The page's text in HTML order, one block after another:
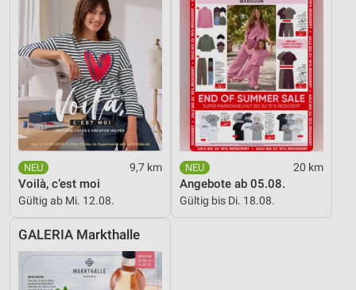
9,7 km
Voilà, c’est moi
Gültig ab Mi. 12.08.
20 km
Angebote ab 05.08.
Gültig bis Di. 18.08.
GALERIA Markthalle